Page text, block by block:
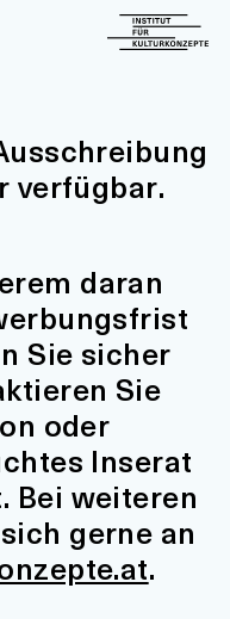
verfügbar.
daran
Sie sicher
Sie
oder
Inserat
Bei weiteren
gerne an
.